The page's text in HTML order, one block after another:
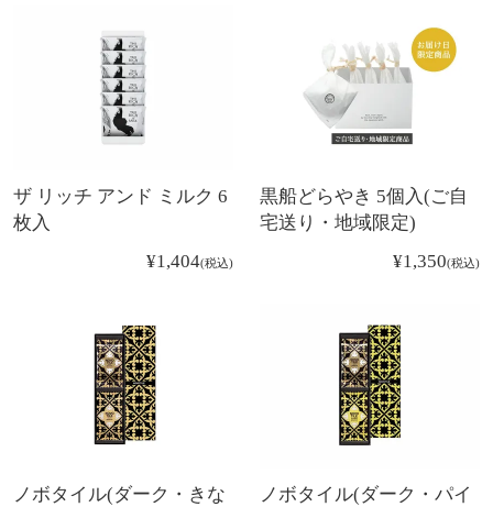
ザ リッチ アンド ミルク 6
枚入
¥1,404 税込
黒船どらやき 5個入(ご自
宅送り・地域限定)
¥1,350 税込
ノボタイル(ダーク・きな ノボタイル(ダーク・パイ